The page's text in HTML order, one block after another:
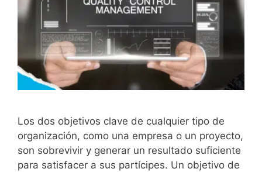
Los dos objetivos clave de cualquier tipo de
organización, como una empresa o un proyecto,
son sobrevivir y generar un resultado suficiente
para satisfacer a sus partícipes. Un objetivo de